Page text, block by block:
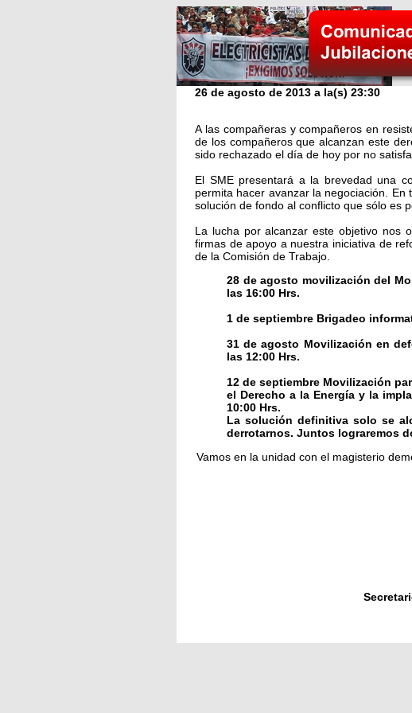
26 de agosto de 2013 a la(s) 23:30
A las compañeras y compañeros en
de los compañeros que alcanzan este
sido rechazado el día de hoy por no
El SME presentará a la brevedad una
permita hacer avanzar la negociación.
solución de fondo al conflicto que sólo es
La lucha por alcanzar este objetivo nos
firmas de apoyo a nuestra iniciativa de
de la Comisión de Trabajo.
28 de agosto movilización del
las 16:00 Hrs.
1 de septiembre Brigadeo
31 de agosto Movilización en
las 12:00 Hrs.
12 de septiembre Movilización
el Derecho a la Energía y la
10:00 Hrs.
La solución definitiva solo se
derrotarnos. Juntos lograremos
Vamos en la unidad con el magisterio